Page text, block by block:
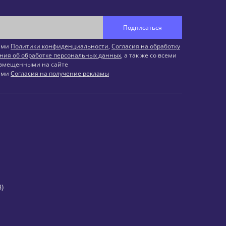
Подписаться
Политики конфиденциальности, Согласия на обработку
об обработке персональных данных, а так же со всеми
на сайте
Согласия на получение рекламы